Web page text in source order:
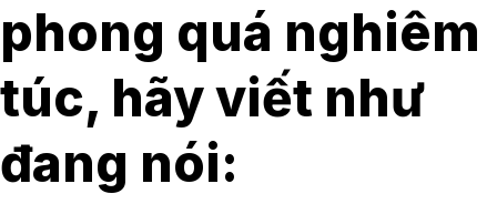
phong quá nghiêm
túc, hãy viết như
đang nói: